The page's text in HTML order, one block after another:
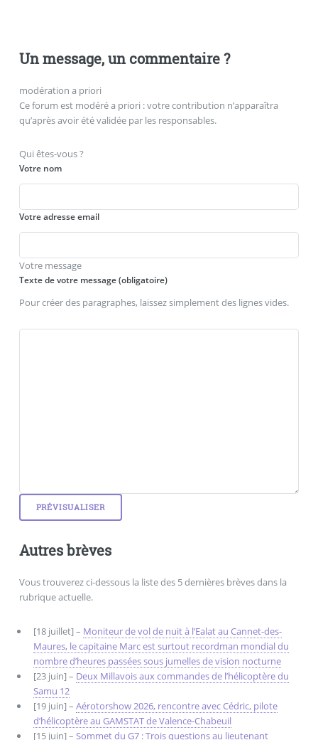
Un message, un commentaire ?
modération a priori
Ce forum est modéré a priori : votre contribution n’apparaîtra
qu’après avoir été validée par les responsables.
Qui êtes-vous ?
Votre nom
Votre adresse email
Votre message
Texte de votre message (obligatoire)
Pour créer des paragraphes, laissez simplement des lignes vides.
Autres brèves
Vous trouverez ci-dessous la liste des 5 dernières brèves dans la
rubrique actuelle.
[18 juillet] – Moniteur de vol de nuit à l’Ealat au Cannet-des-
Maures, le capitaine Marc est surtout recordman mondial du
nombre d’heures passées sous jumelles de vision nocturne
[23 juin] – Deux Millavois aux commandes de l’hélicoptère du
Samu 12
[19 juin] – Aérotorshow 2026, rencontre avec Cédric, pilote
d’hélicoptère au GAMSTAT de Valence-Chabeuil
[15 juin] – Sommet du G7 : Trois questions au lieutenant